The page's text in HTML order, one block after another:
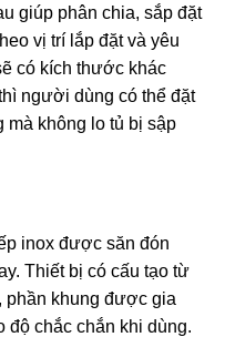
giúp phân chia, sắp đặt
vị trí lắp đặt và yêu
có kích thước khác
người dùng có thể đặt
không lo tủ bị sập
inox được săn đón
Thiết bị có cấu tạo từ
phần khung được gia
độ chắc chắn khi dùng.